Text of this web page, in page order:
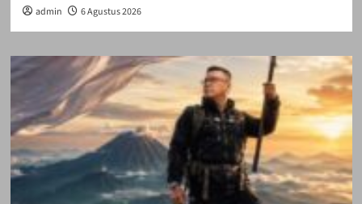
admin 6 Agustus 2026